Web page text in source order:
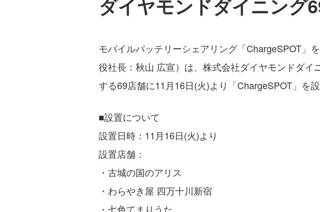
ダイヤモンドダイニング
モバイルバッテリーシェアリング「ChargeSPOT」
役社長：秋山 広宣）は、株式会社ダイヤモンドダ
する69店舗に11月16日(火)より「ChargeSPOT」を
■設置について
設置日時：11月16日(火)より
設置店舗：
・古城の国のアリス
・わらやき屋 四万十川新宿
・七色てまりうた